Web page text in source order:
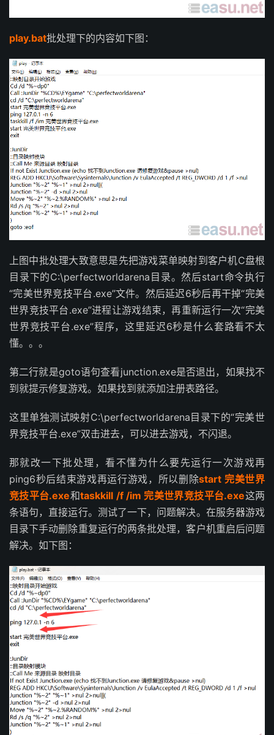
play.bat批处理下的内容如下图：
上图中批处理大致意思是先把游戏菜单映射到客户机C盘根
目录下的C:\perfectworldarena目录。然后start命令执行
“完美世界竞技平台.exe”文件。然后延迟6秒后再干掉“完美
世界竞技平台.exe”进程让游戏结束，再重新运行一次“完美
世界竞技平台.exe”程序，这里延迟6秒是什么套路看不太
懂。。。
第二行就是goto语句查看junction.exe是否退出，如果找不
到就提示修复游戏。如果找到就添加注册表路径。
这里单独测试映射C:\perfectworldarena目录下的“完美世
界竞技平台.exe”双击进去，可以进去游戏，不闪退。
那就改一下批处理，看不懂为什么要先运行一次游戏再
ping6秒后结束游戏再运行游戏，所以删除start 完美世界
竞技平台.exe和taskkill /f /im 完美世界竞技平台.exe这两
条语句，直接运行。测试了一下，问题解决。在服务器游戏
目录下手动删除重复运行的两条批处理，客户机重启后问题
解决。如下图：